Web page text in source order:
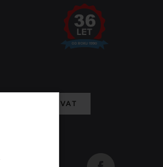
REGISTROVAT